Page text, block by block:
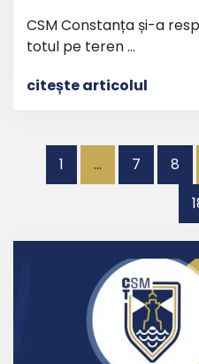
CSM Constanța și-a
totul pe teren …
citește articolul
Paginație
articole
1 … 7 8